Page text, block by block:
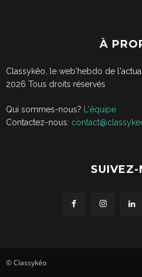
À
Classykêo, le web'hebdo de
2026 Tous droits réservés
Qui sommes-nous?
L'équipe
Contactez-nous:
SUIVEZ-
© Classykéo